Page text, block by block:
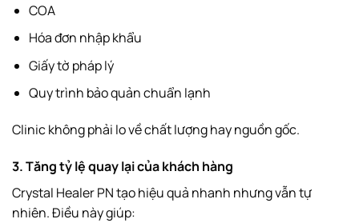
COA
Hóa đơn nhập khẩu
Giấy tờ pháp lý
Quy trình bảo quản chuẩn lạnh
Clinic không phải lo về chất lượng hay nguồn gốc.
3. Tăng tỷ lệ quay lại của khách hàng
Crystal Healer PN tạo hiệu quả nhanh nhưng vẫn tự
nhiên. Điều này giúp: